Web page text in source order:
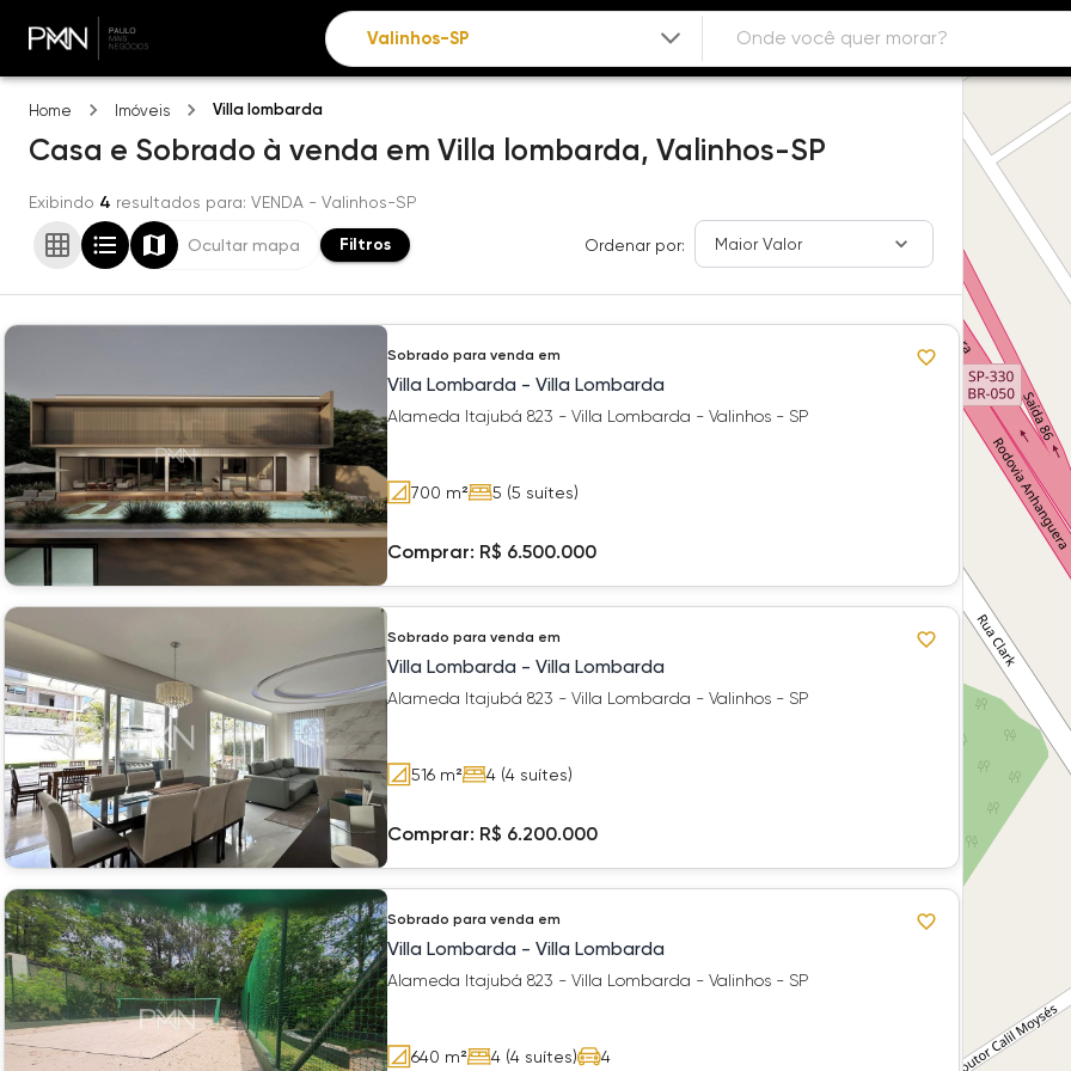
Home Imóveis Villa lombarda
Casa e Sobrado à venda em Villa lombarda, Valinhos-SP
Exibindo 4 resultados para: VENDA - Valinhos-SP
Ocultar mapa Filtros Ordenar por: Maior Valor
Sobrado para venda em
Villa Lombarda - Villa Lombarda
Alameda Itajubá 823 - Villa Lombarda - Valinhos - SP
700 m² 5 (5 suítes)
Comprar: R$ 6.500.000
Sobrado para venda em
Villa Lombarda - Villa Lombarda
Alameda Itajubá 823 - Villa Lombarda - Valinhos - SP
516m² 4(4 suítes)
Comprar: R$ 6.200.000
Sobrado para venda em
Villa Lombarda - Villa Lombarda
Alameda Itajubá 823 - Villa Lombarda - Valinhos - SP
640 m² 4(4 suítes) 4